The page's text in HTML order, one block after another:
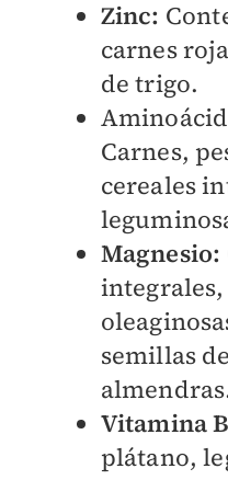
Zinc:
carnes
de trigo.
Carnes,
cereales
Magnesio:
integrales,
semillas
Vitamina
plátano,